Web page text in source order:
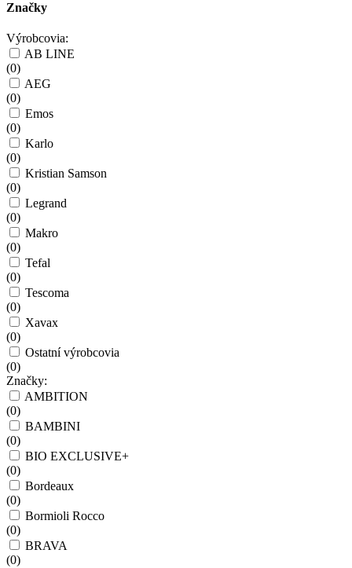
Značky
Výrobcovia:
AB LINE
(0)
AEG
(0)
Emos
(0)
Karlo
(0)
Kristian Samson
(0)
Legrand
(0)
Makro
(0)
Tefal
(0)
Tescoma
(0)
Xavax
(0)
Ostatní výrobcovia
(0)
Značky:
AMBITION
(0)
BAMBINI
(0)
BIO EXCLUSIVE+
(0)
Bordeaux
(0)
Bormioli Rocco
(0)
BRAVA
(0)